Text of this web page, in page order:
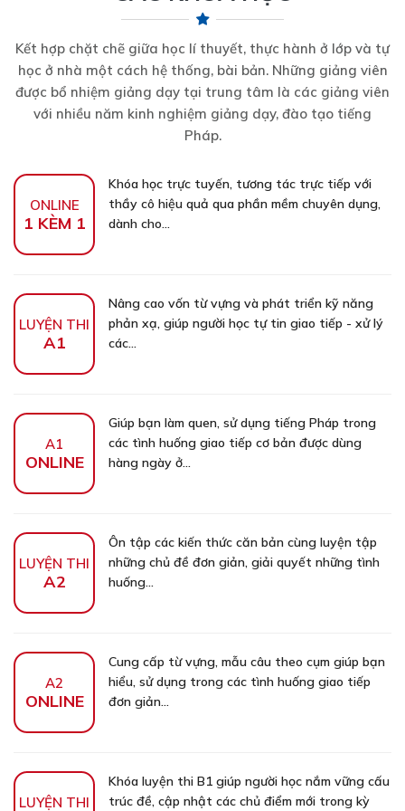
Kết hợp chặt chẽ giữa học lí thuyết, thực hành ở lớp và tự
học ở nhà một cách hệ thống, bài bản. Những giảng viên
được bổ nhiệm giảng dạy tại trung tâm là các giảng viên
với nhiều năm kinh nghiệm giảng dạy, đào tạo tiếng
Pháp.
ONLINE
1 KÈM 1
Khóa học trực tuyến, tương tác trực tiếp với
thầy cô hiệu quả qua phần mềm chuyên dụng,
dành cho...
LUYỆN THI
A1
Nâng cao vốn từ vựng và phát triển kỹ năng
phản xạ, giúp người học tự tin giao tiếp - xử lý
các...
A1
ONLINE
Giúp bạn làm quen, sử dụng tiếng Pháp trong
các tình huống giao tiếp cơ bản được dùng
hàng ngày ở...
LUYỆN THI
A2
Ôn tập các kiến thức căn bản cùng luyện tập
những chủ đề đơn giản, giải quyết những tình
huống...
A2
ONLINE
Cung cấp từ vựng, mẫu câu theo cụm giúp bạn
hiểu, sử dụng trong các tình huống giao tiếp
đơn giản...
LUYỆN THI
Khóa luyện thi B1 giúp người học nắm vững cấu
trúc đề, cập nhật các chủ điểm mới trong kỳ